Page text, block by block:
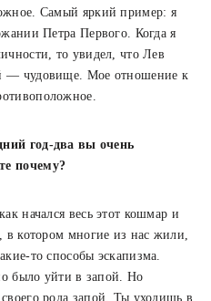
Самый яркий пример: я
Петра Первого. Когда я
то увидел, что Лев
— чудовище. Мое отношение к
год-два вы очень
почему?
начался весь этот кошмар и
в котором многие из нас жили,
то способы эскапизма.
было уйти в запой. Но
рода запой. Ты уходишь в